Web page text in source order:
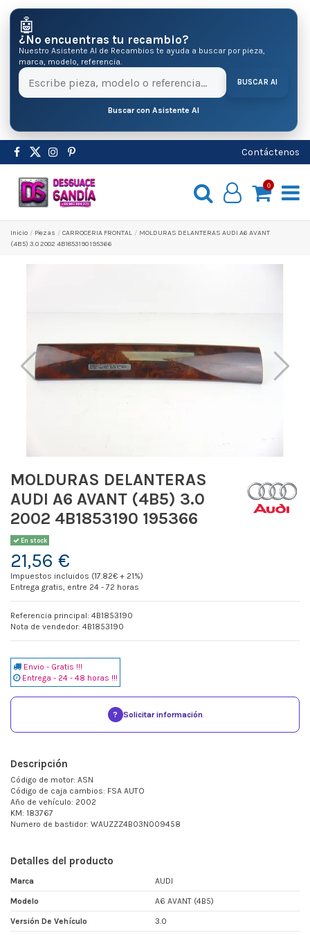
🤖
¿No encuentras tu recambio?
Nuestro Asistente AI de Recambios te ayuda a buscar por pieza,
marca, modelo, referencia.
BUSCAR AI
Buscar con Asistente AI
Contáctenos
0
Inicio Pіezas CARROCERIA FRONTAL
MOLDURAS DELANTERAS AUDI A6 AVANT
(4B5) 3.0 2002 4B1853190 195366
MOLDURAS DELANTERAS
AUDI A6 AVANT (4B5) 3.0
2002 4B1853190 195366
En stock
21,56 €
Impuestos incluidos (17.82€ + 21%)
Entrega gratis, entre 24 - 72 horas
Referencia principal: 4B1853190
Nota de vendedor: 4B1853190
Envio - Gratis !!!
Entrega - 24 - 48 horas !!!
? Solicitar información
Descripción
Código de motor: ASN
Código de caja cambios: FSA AUTO
Año de vehículo: 2002
KM: 183767
Numero de bastidor: WAUZZZ4B03N009458
Detalles del producto
Marca AUDI
Modelo A6 AVANT (4B5)
Versión De Vehículo 3.0